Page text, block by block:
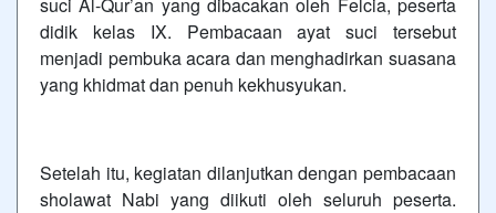
didik kelas IX. Pembacaan ayat suci tersebut
menjadi pembuka acara dan menghadirkan suasana
yang khidmat dan penuh kekhusyukan.
Setelah itu, kegiatan dilanjutkan dengan pembacaan
sholawat Nabi yang diikuti oleh seluruh peserta.